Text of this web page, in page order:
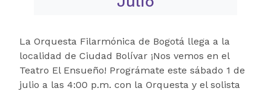
La Orquesta Filarmónica de Bogotá llega a la
localidad de Ciudad Bolívar ¡Nos vemos en el
Teatro El Ensueño! Prográmate este sábado 1 de
julio a las 4:00 p.m. con la Orquesta y el solista